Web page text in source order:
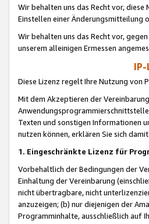
Wir behalten uns das Recht vor,
Einstellen einer Änderungsmitteilung
Wir behalten uns das Recht vor,
unserem alleinigen Ermessen
Diese Lizenz regelt Ihre Nutzung von
Mit dem Akzeptieren der
Texten und sonstigen Informationen
nutzen können, erklären Sie sich
1. Eingeschränkte Lizenz für
Vorbehaltlich der Bedingungen der
Einhaltung der Vereinbarung
nicht übertragbare, nicht
anzuzeigen; (b) nur diejenigen der
Programminhalte, ausschließlich auf